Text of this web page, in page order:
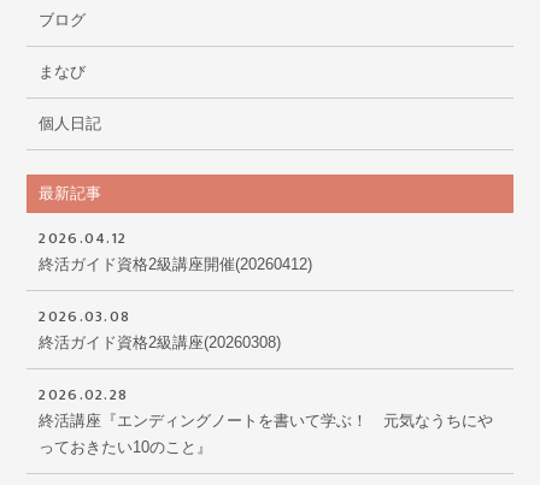
ブログ
まなび
個人日記
最新記事
2026.04.12
終活ガイド資格2級講座開催(20260412)
2026.03.08
終活ガイド資格2級講座(20260308)
2026.02.28
終活講座『エンディングノートを書いて学ぶ！ 元気なうちにや
っておきたい10のこと』